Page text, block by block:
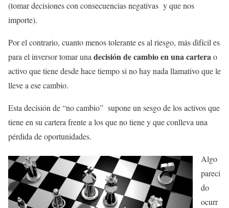
(tomar decisiones con consecuencias negativas y que nos
importe).
Por el contrario, cuanto menos tolerante es al riesgo, más difícil es
para el inversor tomar unadecisión de cambio en una carterao
activo que tiene desde hace tiempo si no hay nada llamativo que le
lleve a ese cambio.
Esta decisión de “no cambio” supone un sesgo de los activos que
tiene en su cartera frente a los que no tiene y que conlleva una
pérdida de oportunidades.
Algo
pareci
do
ocurr